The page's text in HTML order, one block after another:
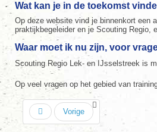
Wat kan je in de toekomst
Op deze website vind je binnenkort een
praktijkbegeleider en je Scouting Regio,
Waar moet ik nu zijn, voor
Scouting Regio Lek- en IJsselstreek is
Op veel vragen op het gebied van
Vorige